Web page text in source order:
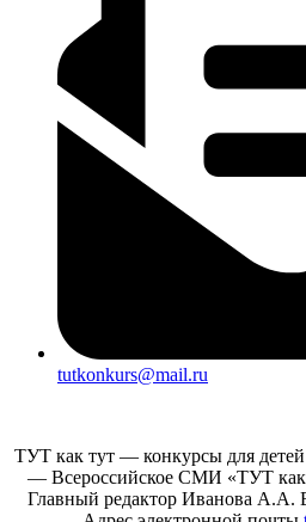
tutkonkurs@mail.ru
ТУТ как тут — конкурсы для детей
— Всероссийское СМИ «ТУТ
Главный редактор Иванова А.А.